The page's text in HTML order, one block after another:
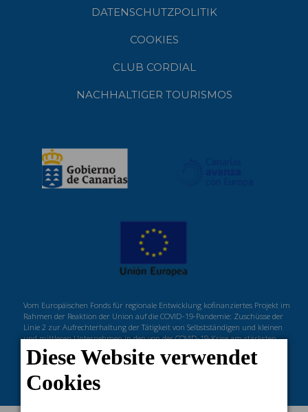
DATENSCHUTZPOLITIK
COOKIES
CLUB CORDIAL
NACHHALTIGER TOURISMOS
Vom Europäischen Fonds für regionale Entwicklung kofinanziertes Projekt im
Rahmen der Reaktion der Union auf die COVID-19-Pandemie: Zuschüsse der
Linie 2 zur Aufrechterhaltung der Tätigkeit von Selbstständigen und kleinen
und mittleren Unternehmen in den von der COVID-19-Krise am stärksten
betroffenen Sektoren.